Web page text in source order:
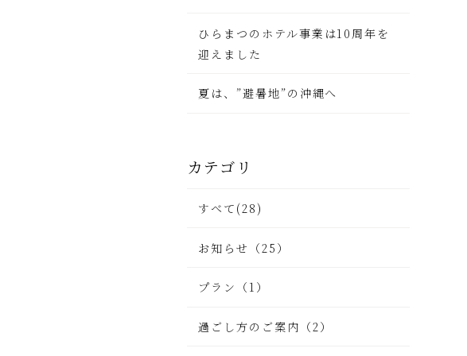
ひらまつのホテル事業は10周年を
迎えました
夏は、”避暑地”の沖縄へ
カテゴリ
すべて(28)
お知らせ（25）
プラン（1）
過ごし方のご案内（2）